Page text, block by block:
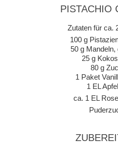
PISTACHIO
Zutaten für ca.
100 g
50 g Mandeln,
25 g
80 g
1 Paket
1 EL
ca. 1 EL